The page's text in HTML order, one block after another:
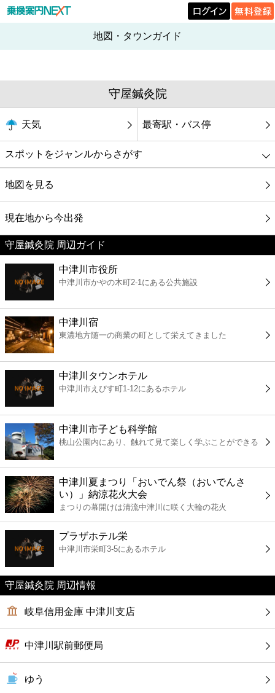
地図・タウンガイド
守屋鍼灸院
天気 最寄駅・バス停
スポットをジャンルからさがす
グルメ
映画
美容
コンビニ
薬局
スーパー
エンタメ
レジャー
書店
ファミレス
ファーストフード
カフェ
ショッピング
銀行
公共
病院
地図を見る
現在地から今出発
守屋鍼灸院 周辺ガイド
中津川市役所
中津川市かやの木町2-1にある公共施設
中津川宿
東濃地方随一の商業の町として栄えてきました
中津川タウンホテル
中津川市えびす町1-12にあるホテル
中津川市子ども科学館
桃山公園内にあり、触れて見て楽しく学ぶことができる
中津川夏まつり「おいでん祭（おいでんさ
い）」納涼花火大会
まつりの幕開けは清流中津川に咲く大輪の花火
プラザホテル栄
中津川市栄町3-5にあるホテル
守屋鍼灸院 周辺情報
岐阜信用金庫 中津川支店
中津川駅前郵便局
ゆう